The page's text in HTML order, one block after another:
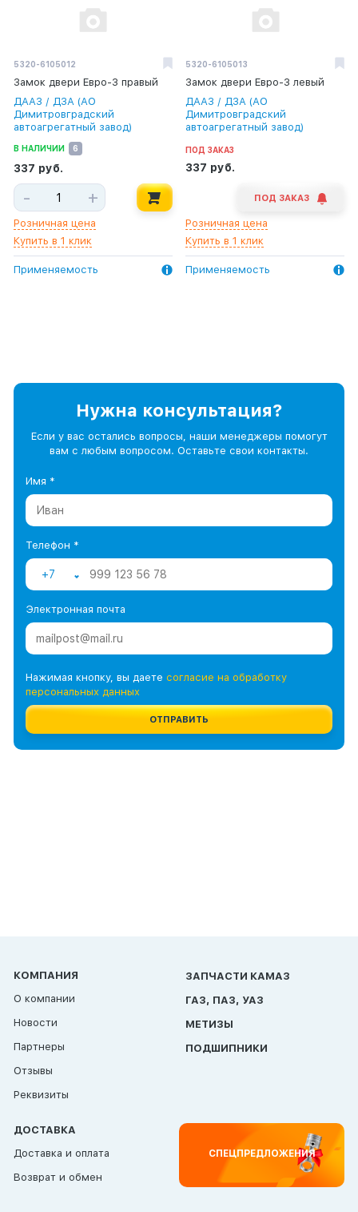
5320-6105012
Замок двери Евро-3 правый
ДААЗ / ДЗА (АО
Димитровградский
автоагрегатный завод)
В НАЛИЧИИ 6
337 руб.
Розничная цена
Купить в 1 клик
- +
Применяемость
5320-6105013
Замок двери Евро-3 левый
ДААЗ / ДЗА (АО
Димитровградский
автоагрегатный завод)
ПОД ЗАКАЗ
337 руб.
Розничная цена
Купить в 1 клик
ПОД ЗАКАЗ
Применяемость
Нужна консультация?
Если у вас остались вопросы, наши менеджеры помогут
вам с любым вопросом. Оставьте свои контакты.
Имя *
Телефон *
+7
Электронная почта
Нажимая кнопку, вы даете согласие на обработку
персональных данных
ОТПРАВИТЬ
КОМПАНИЯ
О компании
Новости
Партнеры
Отзывы
Реквизиты
ЗАПЧАСТИ КАМАЗ
ГАЗ, ПАЗ, УАЗ
МЕТИЗЫ
ПОДШИПНИКИ
ДОСТАВКА
Доставка и оплата
Возврат и обмен
СПЕЦПРЕДЛОЖЕНИЯ